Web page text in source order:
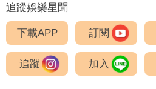
追蹤娛樂星聞
下載APP 訂閱
追蹤 加入